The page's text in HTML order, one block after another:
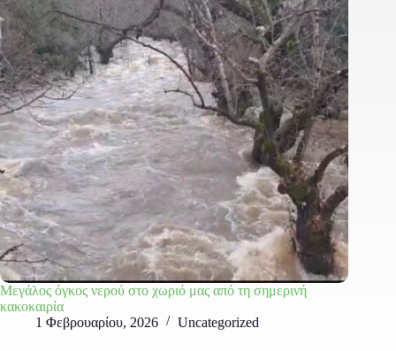
Μεγάλος όγκος νερού στο χωριό μας από τη σημερινή
κακοκαιρία
1 Φεβρουαρίου, 2026
Uncategorized